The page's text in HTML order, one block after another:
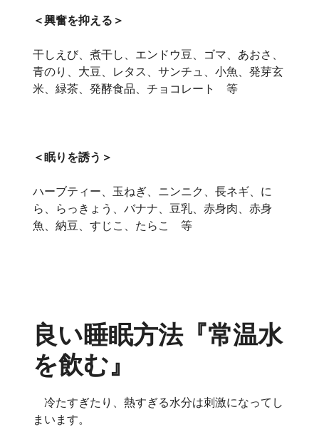
＜興奮を抑える＞
干しえび、煮干し、エンドウ豆、ゴマ、あおさ、
青のり、大豆、レタス、サンチュ、小魚、発芽玄
米、緑茶、発酵食品、チョコレート 等
＜眠りを誘う＞
ハーブティー、玉ねぎ、ニンニク、長ネギ、に
ら、らっきょう、バナナ、豆乳、赤身肉、赤身
魚、納豆、すじこ、たらこ 等
良い睡眠方法『常温水
を飲む』
冷たすぎたり、熱すぎる水分は刺激になってし
まいます。